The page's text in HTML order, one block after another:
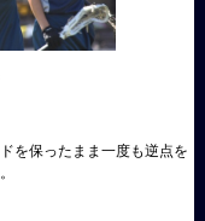
を保ったまま一度も逆点を